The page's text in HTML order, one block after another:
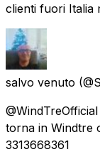
clienti fuori Italia
salvo venuto
torna in Windtre
3313668361